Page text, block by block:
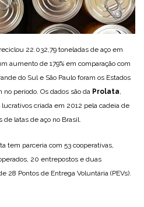
22.032,79 toneladas de aço em
aumento de 179% em comparação com
do Sul e São Paulo foram os Estados
período. Os dados são da Prolata
lucrativos criada em 2012 pela cadeia de
latas de aço no Brasil.
tem parceria com 53 cooperativas,
20 entrepostos e duas
28 Pontos de Entrega Voluntária (PEVs).